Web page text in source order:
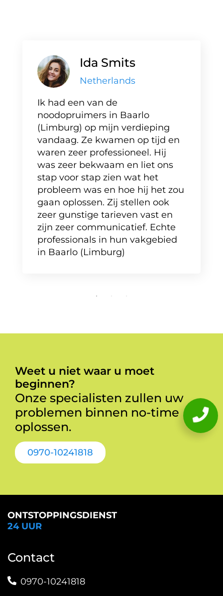
Ida Smits
Netherlands
Ik had een van de
noodopruimers in Baarlo
(Limburg) op mijn verdieping
vandaag. Ze kwamen op tijd en
waren zeer professioneel. Hij
was zeer bekwaam en liet ons
stap voor stap zien wat het
probleem was en hoe hij het zou
gaan oplossen. Zij stellen ook
zeer gunstige tarieven vast en
zijn zeer communicatief. Echte
professionals in hun vakgebied
in Baarlo (Limburg)
Weet u niet waar u moet
beginnen?
Onze specialisten zullen uw
problemen binnen no-time
oplossen.
0970-10241818
ONTSTOPPINGSDIENST
24 UUR
Contact
0970-10241818